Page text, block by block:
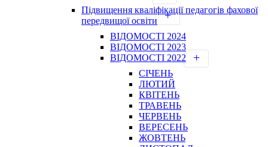
Підвищення кваліфікації педагогів фахової
передвищої освіти
ВІДОМОСТІ 2024
ВІДОМОСТІ 2023
ВІДОМОСТІ 2022
СІЧЕНЬ
ЛЮТИЙ
КВІТЕНЬ
ТРАВЕНЬ
ЧЕРВЕНЬ
ВЕРЕСЕНЬ
ЖОВТЕНЬ